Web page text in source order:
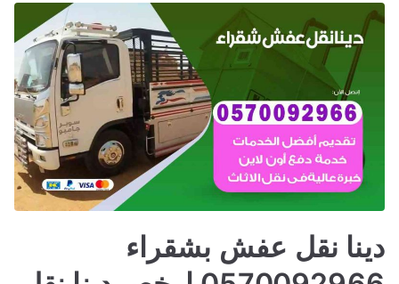
دينا نقل عفش بشقراء